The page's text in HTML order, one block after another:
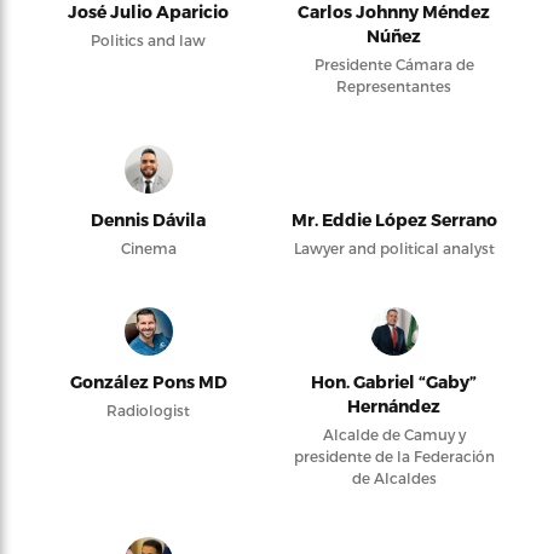
José Julio Aparicio
Politics and law
Carlos Johnny Méndez
Núñez
Presidente Cámara de
Representantes
Dennis Dávila
Cinema
Mr. Eddie López Serrano
Lawyer and political analyst
González Pons MD
Radiologist
Hon. Gabriel “Gaby”
Hernández
Alcalde de Camuy y
presidente de la Federación
de Alcaldes